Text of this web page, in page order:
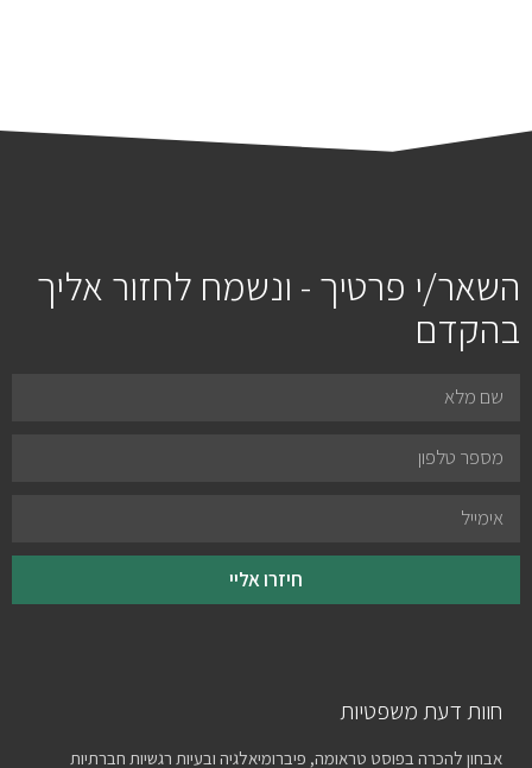
השאר/י פרטיך - ונשמח לחזור אליך
בהקדם
חיזרו אליי
חוות דעת משפטיות
אבחון להכרה בפוסט טראומה, פיברומיאלגיה ובעיות רגשיות חברתיות